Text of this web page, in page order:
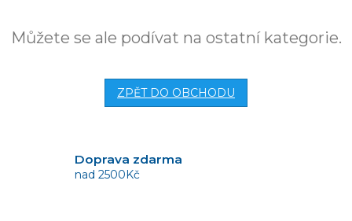
Můžete se ale podívat na ostatní kategorie.
ZPĚT DO OBCHODU
Doprava zdarma
nad 2500Kč